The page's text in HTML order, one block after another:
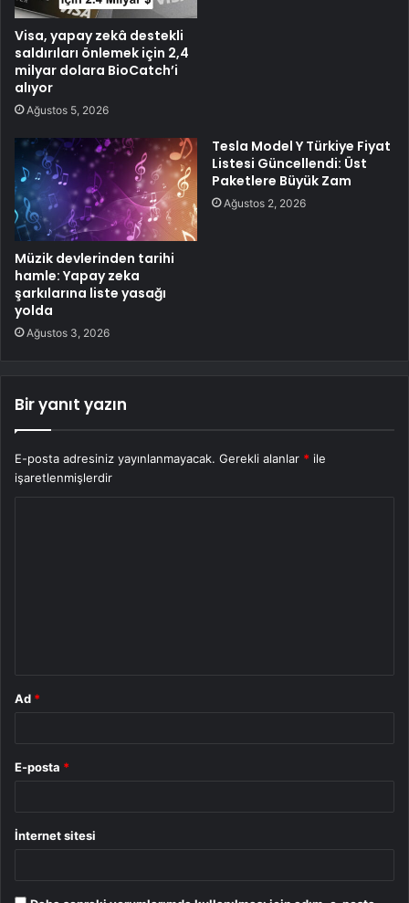
Visa, yapay zekâ destekli
saldırıları önlemek için 2,4
milyar dolara BioCatch’i
alıyor
Ağustos 5, 2026
Müzik devlerinden tarihi
hamle: Yapay zeka
şarkılarına liste yasağı
yolda
Ağustos 3, 2026
Tesla Model Y Türkiye Fiyat
Listesi Güncellendi: Üst
Paketlere Büyük Zam
Ağustos 2, 2026
Bir yanıt yazın
E-posta adresiniz yayınlanmayacak. Gerekli alanlar * ile
işaretlenmişlerdir
Ad *
E-posta *
İnternet sitesi